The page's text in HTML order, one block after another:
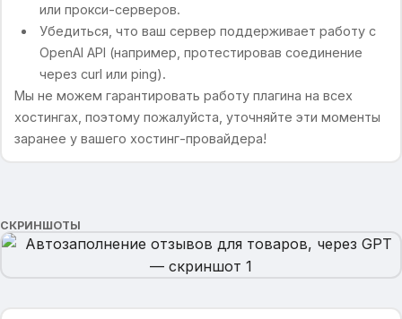
или прокси-серверов.
Убедиться, что ваш сервер поддерживает работу с
OpenAI API (например, протестировав соединение
через curl или ping).
Мы не можем гарантировать работу плагина на всех
хостингах, поэтому пожалуйста, уточняйте эти моменты
заранее у вашего хостинг-провайдера!
СКРИНШОТЫ